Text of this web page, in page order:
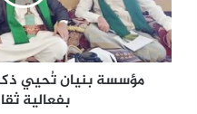
مؤسسة بنيان تُحيي
بفعالية